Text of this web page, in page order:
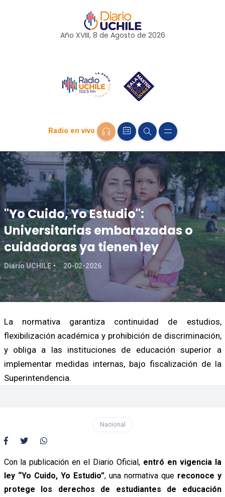
Año XVIII, 8 de Agosto de 2026
Radio en vivo
"Yo Cuido, Yo Estudio":
Universitarias embarazadas o
cuidadoras ya tienen ley
Diario UCHILE 20-02-2026
La normativa garantiza continuidad de estudios,
flexibilización académica y prohibición de discriminación,
y obliga a las instituciones de educación superior a
implementar medidas internas, bajo fiscalización de la
Superintendencia.
Nacional
Con la publicación en el Diario Oficial, entró en vigencia la
ley “Yo Cuido, Yo Estudio”, una normativa que reconoce y
protege los derechos de estudiantes de educación